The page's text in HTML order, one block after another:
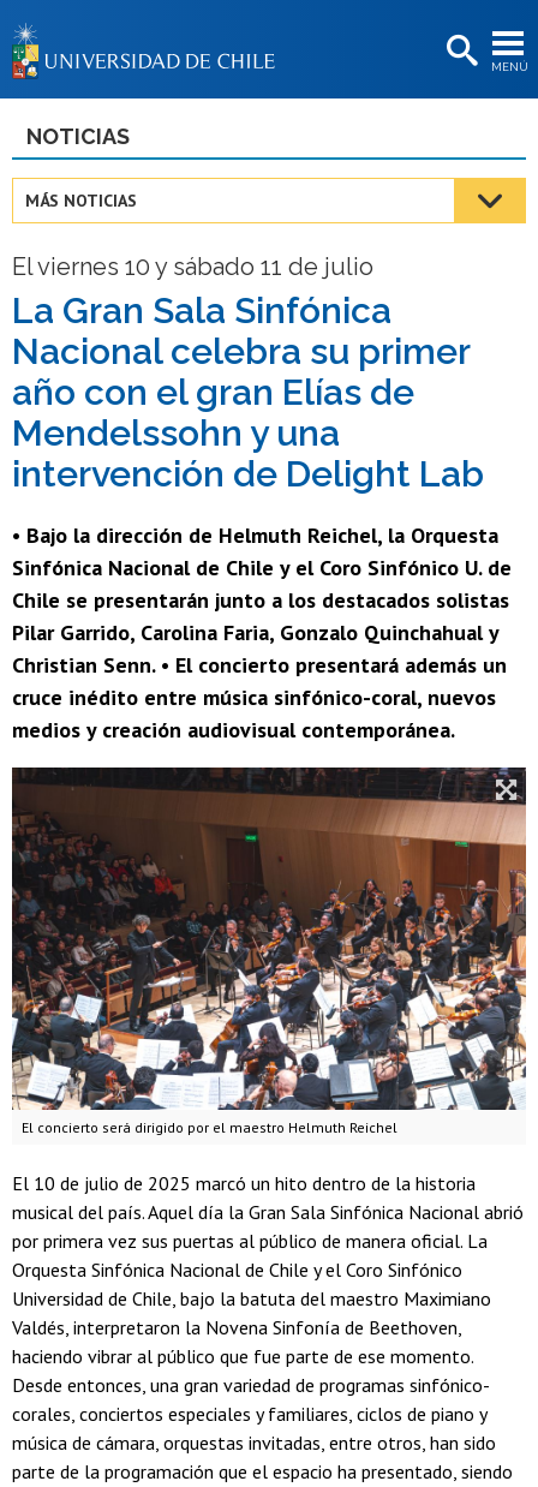
MENÚ
BIBLIOTECAS
Estudiantes
Académicas/os
Funcionarias/os
Egresadas/os
NOTICIAS
MÁS NOTICIAS
El viernes 10 y sábado 11 de julio
La Gran Sala Sinfónica
Nacional celebra su primer
año con el gran Elías de
Mendelssohn y una
intervención de Delight Lab
• Bajo la dirección de Helmuth Reichel, la Orquesta
Sinfónica Nacional de Chile y el Coro Sinfónico U. de
Chile se presentarán junto a los destacados solistas
Pilar Garrido, Carolina Faria, Gonzalo Quinchahual y
Christian Senn. • El concierto presentará además un
cruce inédito entre música sinfónico-coral, nuevos
medios y creación audiovisual contemporánea.
El concierto será dirigido por el maestro Helmuth Reichel
El 10 de julio de 2025 marcó un hito dentro de la historia
musical del país. Aquel día la Gran Sala Sinfónica Nacional abrió
por primera vez sus puertas al público de manera oficial. La
Orquesta Sinfónica Nacional de Chile y el Coro Sinfónico
Universidad de Chile, bajo la batuta del maestro Maximiano
Valdés, interpretaron la Novena Sinfonía de Beethoven,
haciendo vibrar al público que fue parte de ese momento.
Desde entonces, una gran variedad de programas sinfónico-
corales, conciertos especiales y familiares, ciclos de piano y
música de cámara, orquestas invitadas, entre otros, han sido
parte de la programación que el espacio ha presentado, siendo